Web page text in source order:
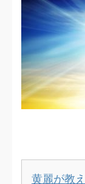
黄麗が教